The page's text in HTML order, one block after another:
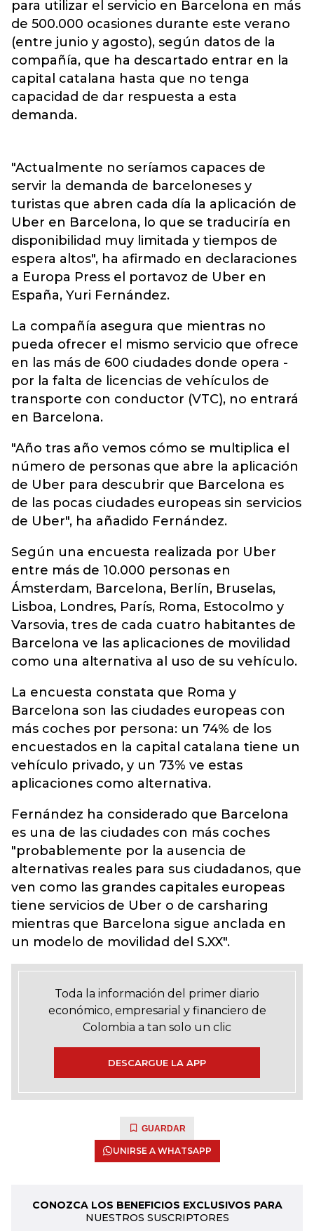
para utilizar el servicio en Barcelona en más
de 500.000 ocasiones durante este verano
(entre junio y agosto), según datos de la
compañía, que ha descartado entrar en la
capital catalana hasta que no tenga
capacidad de dar respuesta a esta
demanda.
"Actualmente no seríamos capaces de
servir la demanda de barceloneses y
turistas que abren cada día la aplicación de
Uber en Barcelona, lo que se traduciría en
disponibilidad muy limitada y tiempos de
espera altos", ha afirmado en declaraciones
a Europa Press el portavoz de Uber en
España, Yuri Fernández.
La compañía asegura que mientras no
pueda ofrecer el mismo servicio que ofrece
en las más de 600 ciudades donde opera -
por la falta de licencias de vehículos de
transporte con conductor (VTC), no entrará
en Barcelona.
"Año tras año vemos cómo se multiplica el
número de personas que abre la aplicación
de Uber para descubrir que Barcelona es
de las pocas ciudades europeas sin servicios
de Uber", ha añadido Fernández.
Según una encuesta realizada por Uber
entre más de 10.000 personas en
Ámsterdam, Barcelona, Berlín, Bruselas,
Lisboa, Londres, París, Roma, Estocolmo y
Varsovia, tres de cada cuatro habitantes de
Barcelona ve las aplicaciones de movilidad
como una alternativa al uso de su vehículo.
La encuesta constata que Roma y
Barcelona son las ciudades europeas con
más coches por persona: un 74% de los
encuestados en la capital catalana tiene un
vehículo privado, y un 73% ve estas
aplicaciones como alternativa.
Fernández ha considerado que Barcelona
es una de las ciudades con más coches
"probablemente por la ausencia de
alternativas reales para sus ciudadanos, que
ven como las grandes capitales europeas
tiene servicios de Uber o de carsharing
mientras que Barcelona sigue anclada en
un modelo de movilidad del S.XX".
Toda la información del primer diario
económico, empresarial y financiero de
Colombia a tan solo un clic
DESCARGUE LA APP
GUARDAR
UNIRSE A WHATSAPP
CONOZCA LOS BENEFICIOS EXCLUSIVOS PARA
NUESTROS SUSCRIPTORES